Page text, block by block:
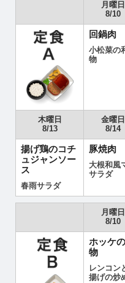
月曜日
8/10
回鍋肉
小松菜の
物
木曜日
8/13
金曜日
8/14
揚げ鶏のコチ
ュジャンソー
ス
春雨サラダ
豚焼肉
大根和風
サラダ
月曜日
8/10
ホッケ
物
レンコン
揚げの炒